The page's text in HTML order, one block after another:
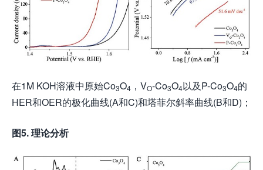
在1M KOH溶液中原始Co3O4 ，VO-Co3O4以及P-Co3O4的
HER和OER的极化曲线(A和C)和塔菲尔斜率曲线(B和D)；
图5. 理论分析